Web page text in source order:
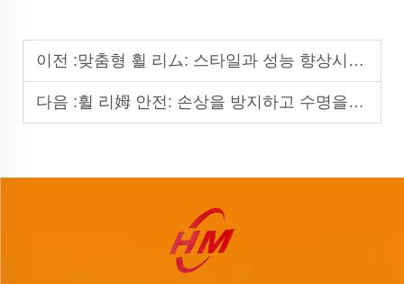
이전 :맞춤형 휠 리ム: 스타일과 성능 향상시키기
다음 :휠 리姆 안전: 손상을 방지하고 수명을 보장하는 방법